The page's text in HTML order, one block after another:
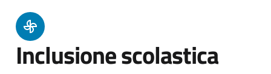
Inclusione scolastica